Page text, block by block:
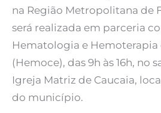
na Região Metropolitana de
será realizada em parceria
Hematologia e Hemoterapia
(Hemoce), das 9h às 16h, no
Igreja Matriz de Caucaia,
do município.